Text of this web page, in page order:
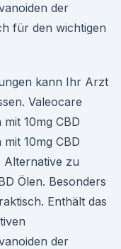
der
für den wichtigen
kann Ihr Arzt
Valeocare
10mg CBD
10mg CBD
Alternative zu
Ölen. Besonders
Enthält das
der